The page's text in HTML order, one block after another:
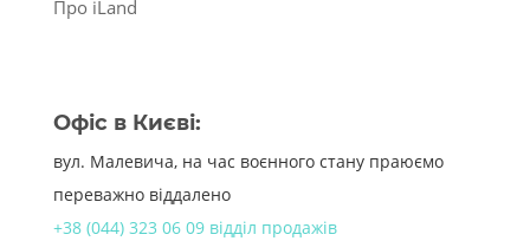
Про iLand
Офіс в Києві:
вул. Малевича, на час воєнного стану праюємо
переважно віддалено
+38 (044) 323 06 09 відділ продажів